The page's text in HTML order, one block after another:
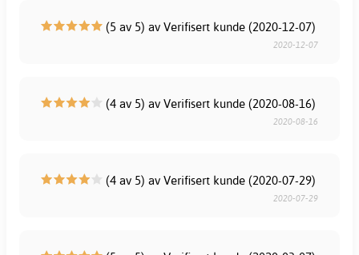
(5 av 5) av Verifisert kunde (2020-12-07)
2020-12-07
(4 av 5) av Verifisert kunde (2020-08-16)
2020-08-16
(4 av 5) av Verifisert kunde (2020-07-29)
2020-07-29